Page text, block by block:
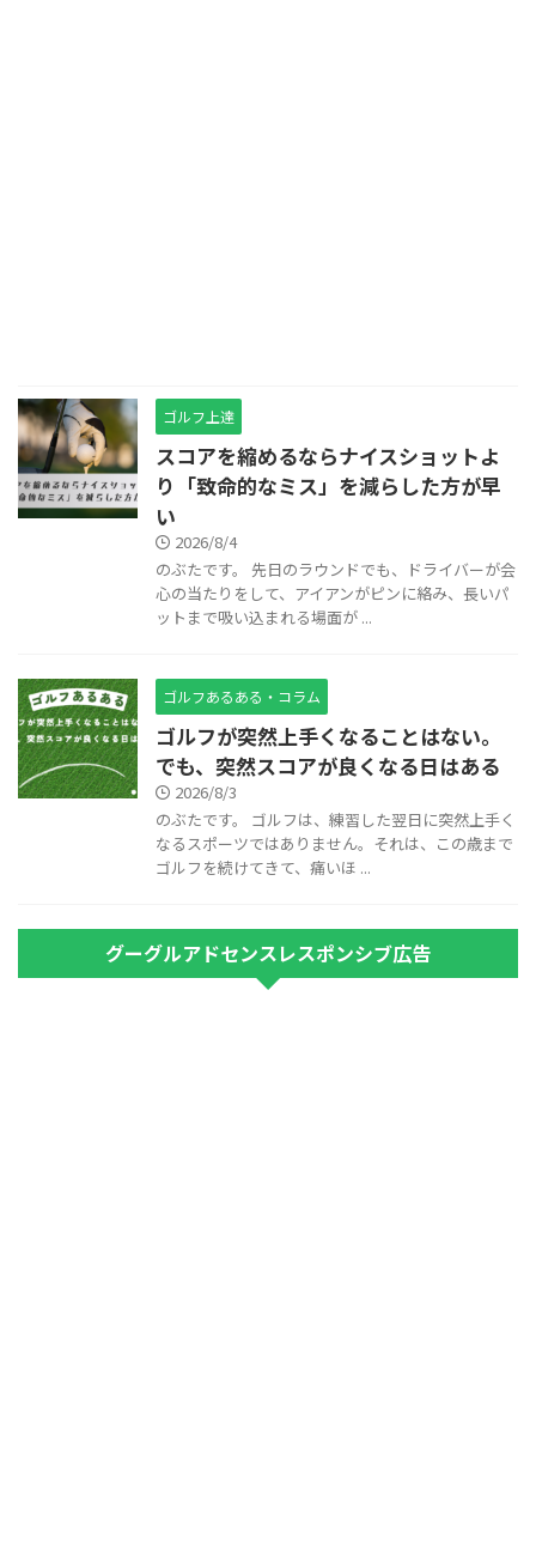
ゴルフ上達
スコアを縮めるならナイスショットよ
り「致命的なミス」を減らした方が早
い
2026/8/4
のぶたです。 先日のラウンドでも、ドライバーが会
心の当たりをして、アイアンがピンに絡み、長いパ
ットまで吸い込まれる場面が ...
ゴルフあるある・コラム
ゴルフが突然上手くなることはない。
でも、突然スコアが良くなる日はある
2026/8/3
のぶたです。 ゴルフは、練習した翌日に突然上手く
なるスポーツではありません。それは、この歳まで
ゴルフを続けてきて、痛いほ ...
グーグルアドセンスレスポンシブ広告